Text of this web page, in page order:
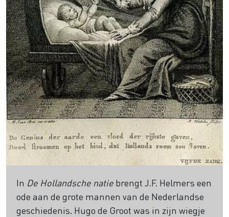
In De Hollandsche natie brengt J.F. Helmers een
ode aan de grote mannen van de Nederlandse
geschiedenis. Hugo de Groot was in zijn wiegje